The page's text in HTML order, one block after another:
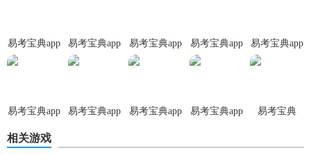
【易考宝典app最新版用法】
习。
易考宝典app
易考宝典app
易考宝典app
易考宝典app
易考宝典app
易考宝典app
易考宝典app
易考宝典app
易考宝典app
易考宝典
相关游戏